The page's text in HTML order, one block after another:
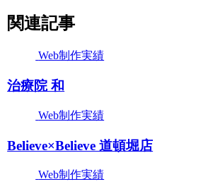
関連記事
Web制作実績
治療院 和
Web制作実績
Believe×Believe 道頓堀店
Web制作実績